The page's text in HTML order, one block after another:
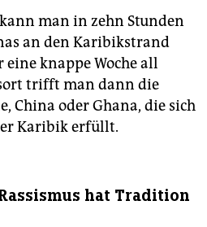
man in zehn Stunden
an den Karibikstrand
knappe Woche all
trifft man dann die
China oder Ghana, die sich
Karibik erfüllt.
hat Tradition